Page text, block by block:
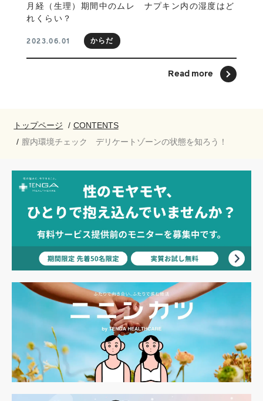
月経（生理）期間中のムレ ナプキン内の湿度はど
れくらい？
2023.06.01 からだ
Read more
トップページ
CONTENTS
膣内環境チェック デリケートゾーンの状態を知ろう！